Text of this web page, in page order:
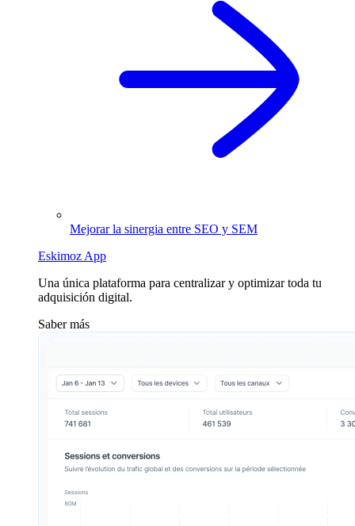
Mejorar la sinergia entre SEO y SEM
Eskimoz App
Una única plataforma para centralizar y optimizar toda tu
adquisición digital.
Saber más